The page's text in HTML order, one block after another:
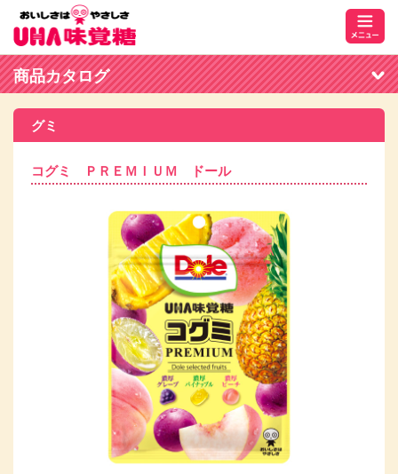
グミ
コグミ ＰＲＥＭＩＵＭ ドール
商品カタログ